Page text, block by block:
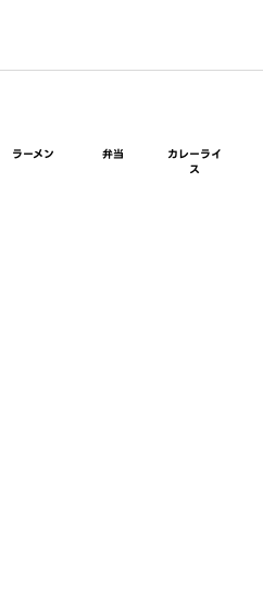
ラーメン 弁当
カレーライ
ス